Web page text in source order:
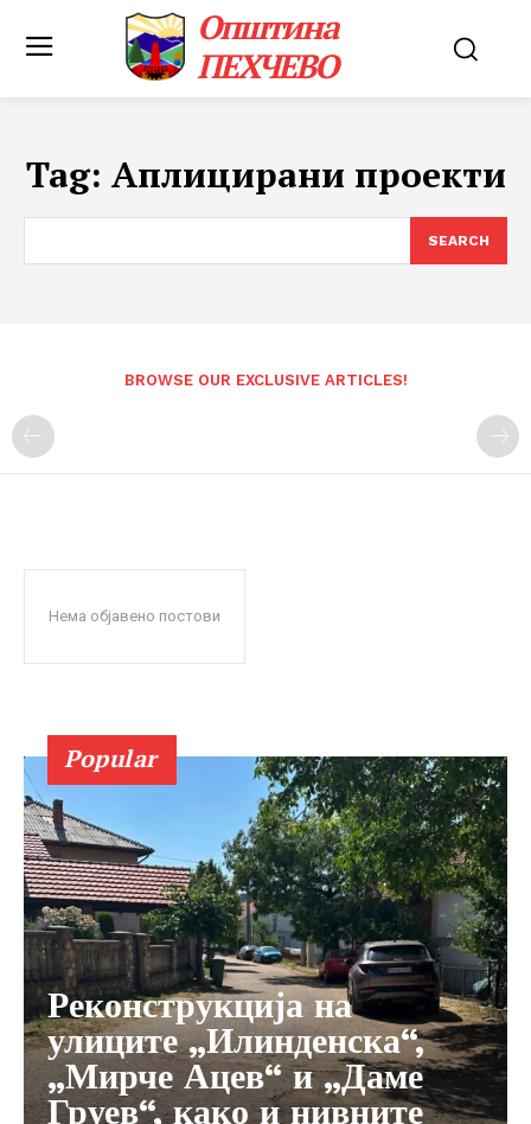
Општина
ПЕХЧЕВО
Tag: Аплицирани проекти
SEARCH
BROWSE OUR EXCLUSIVE ARTICLES!
Нема објавено постови
Popular
Реконструкција на
улиците „Илинденска“,
„Мирче Ацев“ и „Даме
Груев“, како и нивните